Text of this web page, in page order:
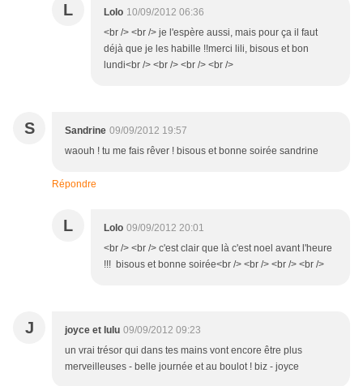
L Lolo 10/09/2012 06:36
<br /> <br /> je l'espère aussi, mais pour ça il faut
déjà que je les habille !!merci lili, bisous et bon
lundi<br /> <br /> <br /> <br />
S Sandrine 09/09/2012 19:57
waouh ! tu me fais rêver ! bisous et bonne soirée sandrine
Répondre
L Lolo 09/09/2012 20:01
<br /> <br /> c'est clair que là c'est noel avant l'heure
!!! bisous et bonne soirée<br /> <br /> <br /> <br />
J joyce et lulu 09/09/2012 09:23
un vrai trésor qui dans tes mains vont encore être plus
merveilleuses - belle journée et au boulot ! biz - joyce